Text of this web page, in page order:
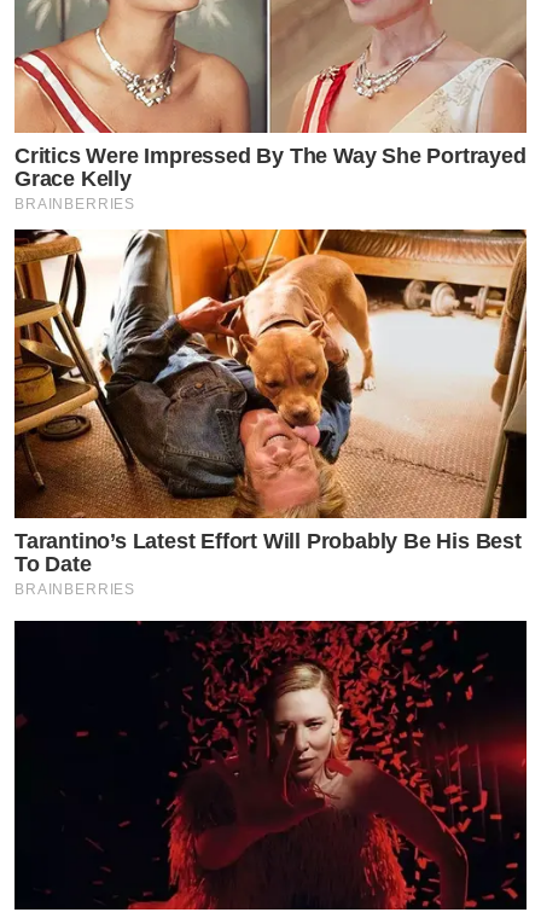
Critics Were Impressed By The Way She Portrayed
Grace Kelly
BRAINBERRIES
Tarantino’s Latest Effort Will Probably Be His Best
To Date
BRAINBERRIES